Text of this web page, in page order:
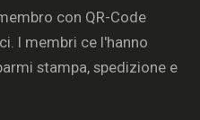
con QR-Code
I membri ce l'hanno
stampa, spedizione e